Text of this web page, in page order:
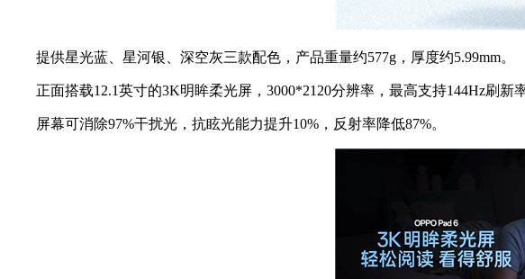
提供星光蓝、星河银、深空灰三款配色，产品重量约577g，厚度约5.99mm。
正面搭载12.1英寸的3K明眸柔光屏，3000*2120分辨率，最高支持144Hz刷新
屏幕可消除97%干扰光，抗眩光能力提升10%，反射率降低87%。